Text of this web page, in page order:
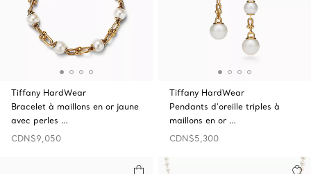
Tiffany HardWear
Bracelet à maillons en or jaune
avec perles …
CDN$9,050
Tiffany HardWear
Pendants d’oreille triples à
maillons en or …
CDN$5,300